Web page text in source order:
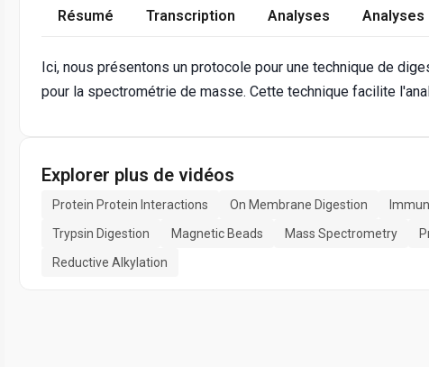
Résumé Transcription Analyses Analyses
Ici, nous présentons un protocole pour une technique de
pour la spectrométrie de masse. Cette technique facilite
Explorer plus de vidéos
Protein Protein Interactions On Membrane Digestion
Trypsin Digestion
Magnetic Beads Mass Spectrometry
Reductive Alkylation